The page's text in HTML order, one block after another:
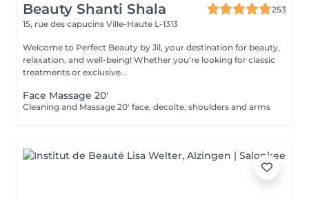
Beauty Shanti Shala
253
15, rue des capucins Ville-Haute L-1313
Welcome to Perfect Beauty by Jil, your destination for beauty,
relaxation, and well-being! Whether you're looking for classic
treatments or exclusive...
Face Massage 20'
Cleaning and Massage 20' face, decolte, shoulders and arms